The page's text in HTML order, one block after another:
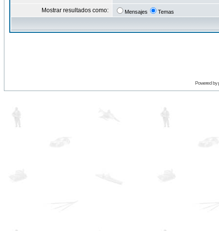
Mostrar resultados como: Mensajes Temas
Powered by